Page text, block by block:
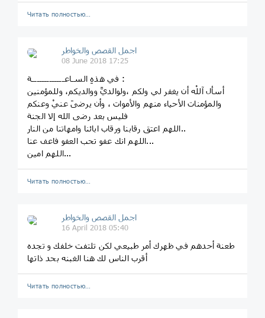
Читать полностью…
اجمل القصص والخواطر
08 June 2018 17:25
في هذهِ السـاعـــــــــــــة :
أسأل آللْه أن يغفر لي ولكم ،ولوالديَّ ووالديكم، وللمؤمنين
والمؤمنات الأحياء منهم والأموات ، وأن يرضىَ عنيْ وعنكم
فليس بعد رضى الله إلا الجنة
اللهم اعتق رقابنا ورقاب ابائنا وامهاتنا من النار..
اللهم انك عفو تحب العفو فاعف عنا...
اللهم امين...
Читать полностью…
اجمل القصص والخواطر
16 April 2018 05:40
طعنة أحدهم في ظهرك أمر طبيعي لكن تلتفت خلفك و تجده
أقرب الناس لك هنا الغبنه بحد ذاتها
Читать полностью…